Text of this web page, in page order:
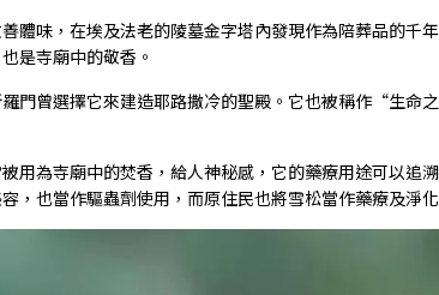
體味，在埃及法老的陵墓金字塔內發現作為陪葬品的千
是寺廟中的敬香。
門曾選擇它來建造耶路撒冷的聖殿。它也被稱作“生命
用為寺廟中的焚香，給人神秘感，它的藥療用途可以追
，也當作驅蟲劑使用，而原住民也將雪松當作藥療及淨